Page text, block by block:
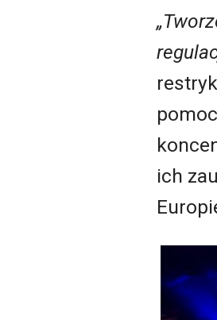
ich